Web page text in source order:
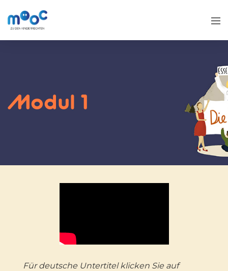
Modul 1
Für deutsche Untertitel klicken Sie auf